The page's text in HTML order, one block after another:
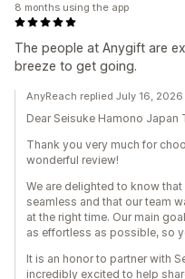
The people at Anygift are
breeze to get going.
8 months using the app
AnyReach replied July 16, 2026
Dear Seisuke Hamono Japan
Thank you very much for
wonderful review!
We are delighted to know
seamless and that our team
at the right time. Our main
as effortless as possible, so
It is an honor to partner with
incredibly excited to help